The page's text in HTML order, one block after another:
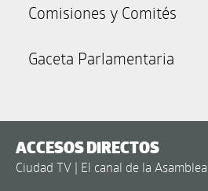
Comisiones y Comités
Gaceta Parlamentaria
ACCESOS DIRECTOS
Ciudad TV | El canal de la Asamblea